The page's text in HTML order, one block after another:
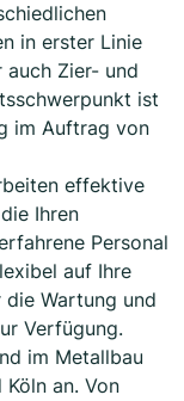
in erster Linie
auch Zier- und
ist
im Auftrag von
effektive
Ihren
Personal
auf Ihre
die Wartung und
Verfügung.
im Metallbau
an. Von